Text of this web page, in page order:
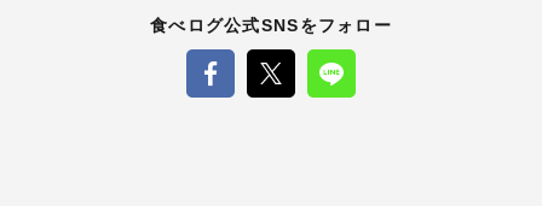
食べログ公式SNSをフォロー